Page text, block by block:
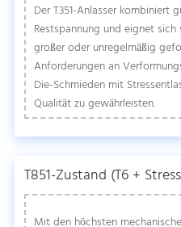
Der T351-Anlasser kombiniert
Restspannung und eignet
großer oder unregelmäßig
Anforderungen an
Die-Schmieden mit
Qualität zu gewährleisten.
T851-Zustand (T6 +
Mit den höchsten